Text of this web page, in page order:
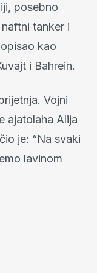
posebno
tanker i
kao
i Bahrein.
Vojni
ajatolaha Alija
je: “Na svaki
lavinom